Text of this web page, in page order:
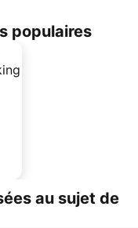
populaires
au sujet de